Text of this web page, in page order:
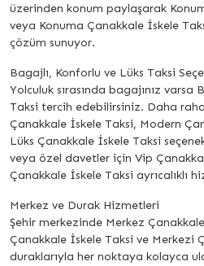
üzerinden konum paylaşarak
veya Konuma Çanakkale İskele
çözüm sunuyor.
Bagajlı, Konforlu ve Lüks Taksi
Yolculuk sırasında bagajınız varsa
Taksi tercih edebilirsiniz. Daha
Çanakkale İskele Taksi, Modern
Lüks Çanakkale İskele Taksi
veya özel davetler için Vip
Çanakkale İskele Taksi ayrıcalıklı
Merkez ve Durak Hizmetleri
Şehir merkezinde Merkez
Çanakkale İskele Taksi ve Merkezi
duraklarıyla her noktaya kolayca